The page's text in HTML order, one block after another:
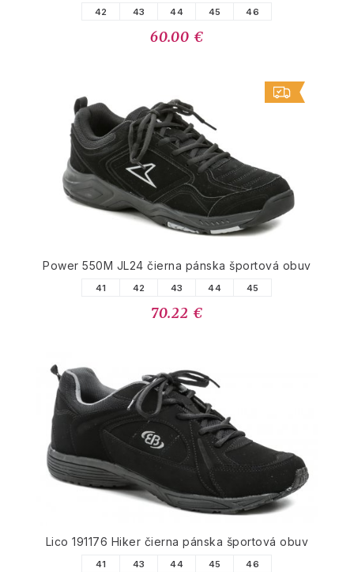
42 43 44 45 46
60.00 €
Power 550M JL24 čierna pánska športová obuv
41 42 43 44 45
70.22 €
Lico 191176 Hiker čierna pánska športová obuv
41 43 44 45 46